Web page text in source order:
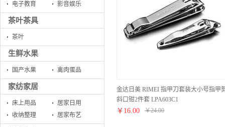
电子教育
影音娱乐
茶叶茶具
茶叶
生鲜水果
国产水果 禽肉蛋品
家纺家居
床上用品
居家日用
收纳整理
居家布艺
金达日美 RIMEI 指甲刀套装大小号指甲
斜口钳2件套 LPA603C1
￥ 16.00 ￥24.00